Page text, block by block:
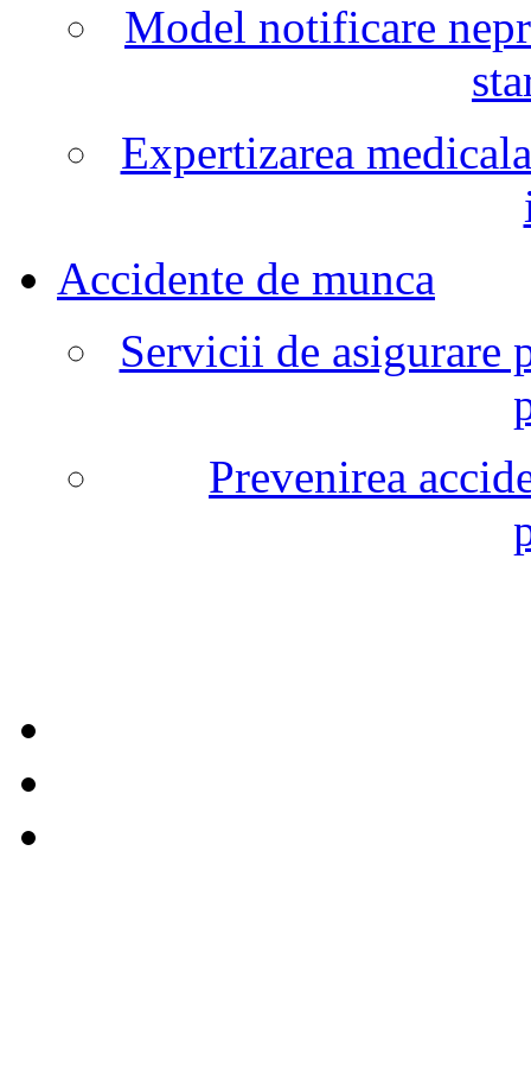
Model notificare
Expertizarea
Accidente de munca
Servicii de asigurare
Prevenirea